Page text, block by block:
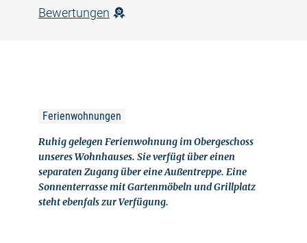
Bewertungen
Ferienwohnungen
Ruhig gelegen Ferienwohnung im Obergeschoss
unseres Wohnhauses. Sie verfügt über einen
separaten Zugang über eine Außentreppe. Eine
Sonnenterrasse mit Gartenmöbeln und Grillplatz
steht ebenfals zur Verfügung.